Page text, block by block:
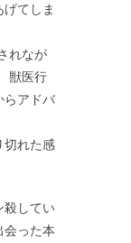
てしま
れなが
獣医行
らアドバ
切れた感
殺してい
会った本